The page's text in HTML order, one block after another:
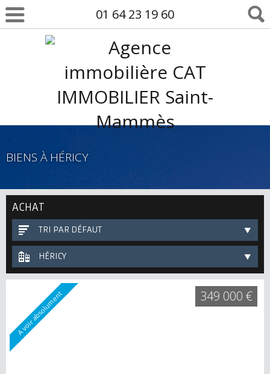
01 64 23 19 60
BIENS À HÉRICY
ACHAT
TRI PAR DÉFAUT
HÉRICY
A voir absolument 349 000 €